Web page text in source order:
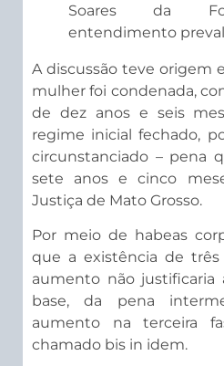
Soares da
entendimento
A discussão teve origem
mulher foi condenada,
de dez anos e seis
regime inicial fechado,
circunstanciado – pena
sete anos e cinco
Justiça de Mato Grosso.
Por meio de habeas
que a existência de três
aumento não justificaria
base, da pena
aumento na terceira
chamado bis in idem.